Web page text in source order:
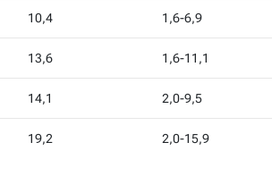
10,4 1,6-6,9
13,6 1,6-11,1
14,1 2,0-9,5
19,2 2,0-15,9